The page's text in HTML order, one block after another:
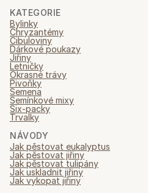
KATEGORIE
Bylinky
Chryzantémy
Cibuloviny
Dárkové poukazy
Jiřiny
Letničky
Okrasné trávy
Pivoňky
Semena
Semínkové mixy
Six-packy
Trvalky
NÁVODY
Jak pěstovat eukalyptus
Jak pěstovat jiřiny
Jak pěstovat tulipány
Jak uskladnit jiřiny
Jak vykopat jiřiny